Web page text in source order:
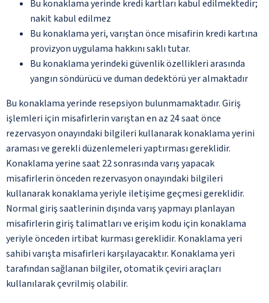
Bu konaklama yerinde kredi kartları kabul edilmektedir;
nakit kabul edilmez
Bu konaklama yeri, varıştan önce misafirin kredi kartına
provizyon uygulama hakkını saklı tutar.
Bu konaklama yerindeki güvenlik özellikleri arasında
yangın söndürücü ve duman dedektörü yer almaktadır
Bu konaklama yerinde resepsiyon bulunmamaktadır. Giriş
işlemleri için misafirlerin varıştan en az 24 saat önce
rezervasyon onayındaki bilgileri kullanarak konaklama yerini
araması ve gerekli düzenlemeleri yaptırması gereklidir.
Konaklama yerine saat 22 sonrasında varış yapacak
misafirlerin önceden rezervasyon onayındaki bilgileri
kullanarak konaklama yeriyle iletişime geçmesi gereklidir.
Normal giriş saatlerinin dışında varış yapmayı planlayan
misafirlerin giriş talimatları ve erişim kodu için konaklama
yeriyle önceden irtibat kurması gereklidir. Konaklama yeri
sahibi varışta misafirleri karşılayacaktır. Konaklama yeri
tarafından sağlanan bilgiler, otomatik çeviri araçları
kullanılarak çevrilmiş olabilir.